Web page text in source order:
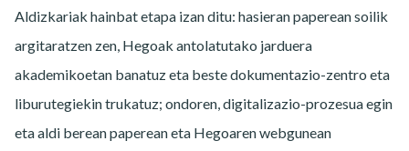
Aldizkariak hainbat etapa izan ditu: hasieran paperean soilik
argitaratzen zen, Hegoak antolatutako jarduera
akademikoetan banatuz eta beste dokumentazio-zentro eta
liburutegiekin trukatuz; ondoren, digitalizazio-prozesua egin
eta aldi berean paperean eta Hegoaren webgunean